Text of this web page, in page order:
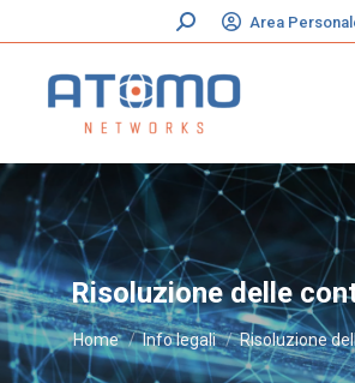
Cerca: Area
Risoluzione delle
Tu sei qui:
Home Info legali Risoluzione